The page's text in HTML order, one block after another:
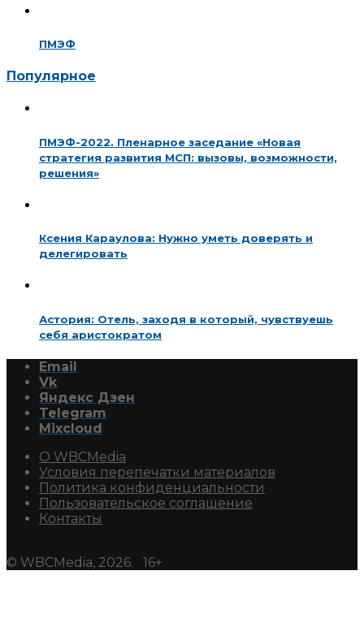
ПМЭФ
Популярное
ПМЭФ-2022. Пленарное заседание «Новая
стратегия развития МСП: вызовы, возможности,
решения»
Ксения Караулова: Нужно уметь доверять и
делегировать
Астория: Отель, заходя в который, чувствуешь
себя аристократом
Email
Vk
Яндекс Дзен
Telegram
Mixcloud
О WBCMedia
Условия перепечатки материалов
Политика конфиденциальности
Пользовательское соглашение
Контакты
© WBCMedia, 2026. 16+